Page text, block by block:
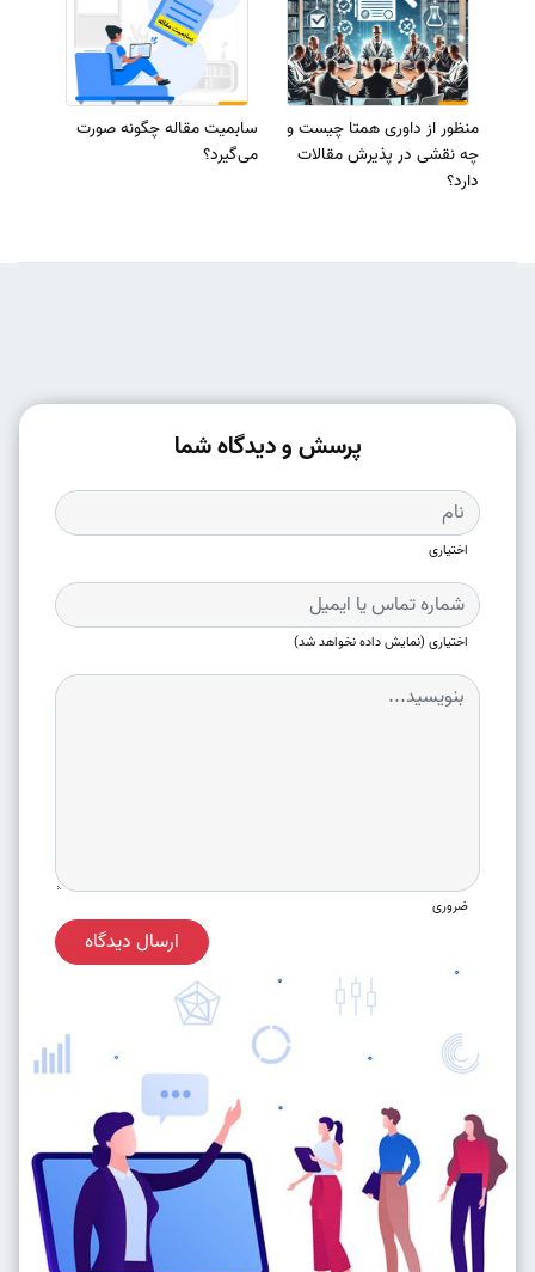
منظور از داوری همتا چیست و
چه نقشی در پذیرش مقالات
دارد؟
سابمیت مقاله چگونه صورت
می‌گیرد؟
پرسش و دیدگاه شما
اختیاری
اختیاری (نمایش داده نخواهد شد)
ضروری
ارسال دیدگاه